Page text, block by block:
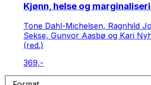
Kjønn, helse og
Tone Dahl-Michelsen, Ragnhild
Sekse, Gunvor Aasbø og Kari
(red.)
369,-